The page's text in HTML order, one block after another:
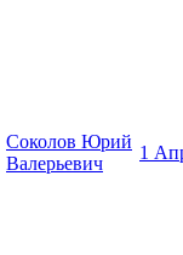
Соколов Юрий
Валерьевич
1